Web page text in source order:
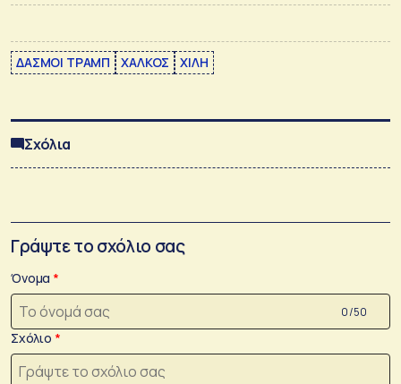
ΔΑΣΜΟΙ ΤΡΑΜΠ ΧΑΛΚΟΣ ΧΙΛΗ
Σχόλια
Γράψτε το σχόλιο σας
Όνομα
0 /50
Σχόλιο